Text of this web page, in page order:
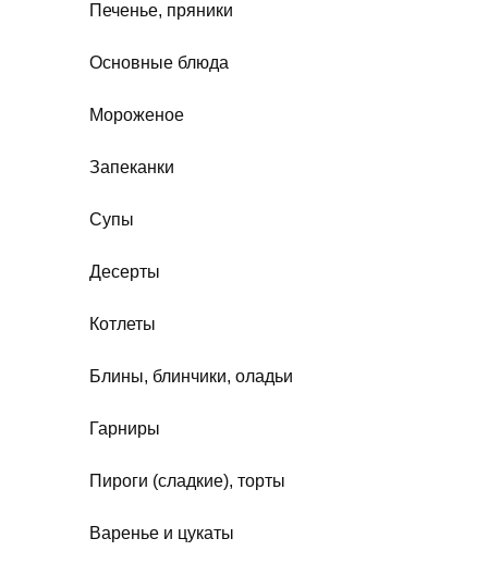
Печенье, пряники
Основные блюда
Мороженое
Запеканки
Супы
Десерты
Котлеты
Блины, блинчики, оладьи
Гарниры
Пироги (сладкие), торты
Варенье и цукаты